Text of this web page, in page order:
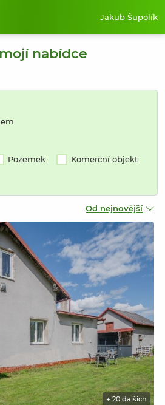
Jakub Šupolík
nabídce
Pozemek Komerční objekt
Od nejnovější
+ 20 dalších